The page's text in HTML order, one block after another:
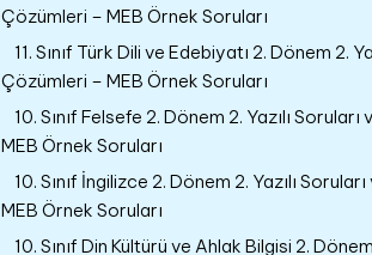
Çözümleri – MEB Örnek Soruları
11. Sınıf Türk Dili ve Edebiyatı 2. Dönem 2.
Çözümleri – MEB Örnek Soruları
10. Sınıf Felsefe 2. Dönem 2. Yazılı
MEB Örnek Soruları
10. Sınıf İngilizce 2. Dönem 2. Yazılı
MEB Örnek Soruları
10. Sınıf Din Kültürü ve Ahlak Bilgisi 2. Dönem